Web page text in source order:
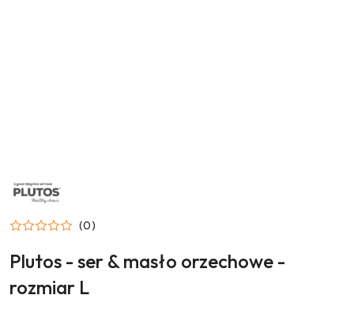
NAZWA
PRODUCENTA:
PLUTOS
(0)
Plutos - ser & masło orzechowe -
rozmiar L